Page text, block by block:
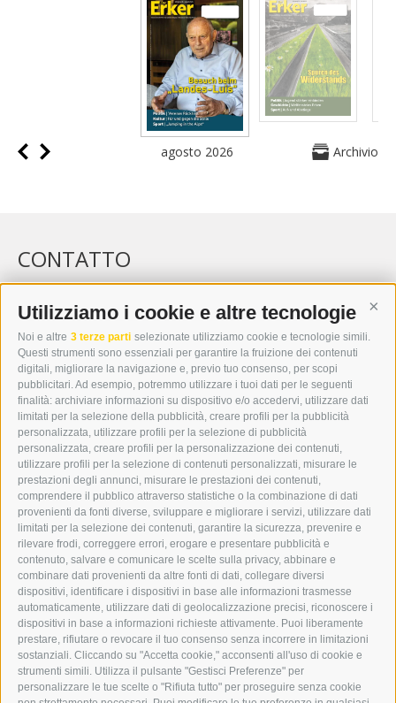
Utilizziamo i cookie e altre tecnologie
Noi e altre 3 terze parti selezionate utilizziamo cookie e tecnologie simili.
Questi strumenti sono essenziali per garantire la fruizione dei contenuti
digitali, migliorare la navigazione e, previo tuo consenso, per scopi
pubblicitari. Ad esempio, potremmo utilizzare i tuoi dati per le seguenti
finalità: archiviare informazioni su dispositivo e/o accedervi, utilizzare dati
limitati per la selezione della pubblicità, creare profili per la pubblicità
personalizzata, utilizzare profili per la selezione di pubblicità
personalizzata, creare profili per la personalizzazione dei contenuti,
utilizzare profili per la selezione di contenuti personalizzati, misurare le
prestazioni degli annunci, misurare le prestazioni dei contenuti,
comprendere il pubblico attraverso statistiche o la combinazione di dati
provenienti da fonti diverse, sviluppare e migliorare i servizi, utilizzare dati
limitati per la selezione dei contenuti, garantire la sicurezza, prevenire e
rilevare frodi, correggere errori, erogare e presentare pubblicità e
contenuto, salvare e comunicare le scelte sulla privacy, abbinare e
combinare dati provenienti da altre fonti di dati, collegare diversi
dispositivi, identificare i dispositivi in base alle informazioni trasmesse
automaticamente, utilizzare dati di geolocalizzazione precisi, riconoscere i
dispositivi in base a informazioni richieste attivamente. Puoi liberamente
prestare, rifiutare o revocare il tuo consenso senza incorrere in limitazioni
sostanziali. Cliccando su "Accetta cookie," acconsenti all'uso di cookie e
strumenti simili. Utilizza il pulsante "Gestisci Preferenze" per
personalizzare le tue scelte o "Rifiuta tutto" per proseguire senza cookie
agosto 2026 Archivio
CONTATTO
WIPP-MEDIA GMBH
DER ERKER
I-39049 VIPITENO
TEL.: +39 0472 766876
GRAFIK@DERERKER.IT
INFO@DERERKER.IT
BARBARA.FONTANA@DERERKER.IT
ERKER
PUBBLICITÀ NELL’ERKER
PUBBLICITÀ ONLINE
ADDEBITO DIRETTO SEPA
REGOLAMENTO COMMENTI
ONLINE VOTING
SERVICE
EVENTI
ANNUNCI
LINK UTILI